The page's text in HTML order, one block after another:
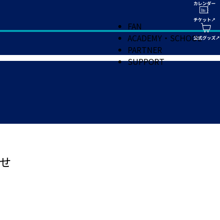
FAN
ACADEMY・SCHOOL
PARTNER
SUPPORT